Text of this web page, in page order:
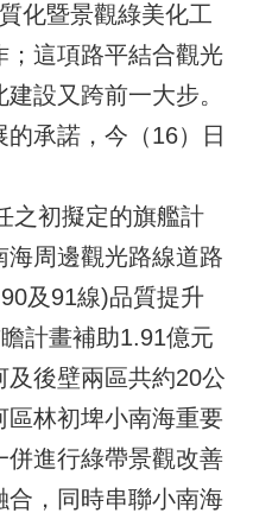
化暨景觀綠美化工
；這項路平結合觀光
設又跨前一大步。
承諾，今（16）日
初擬定的旗艦計
周邊觀光路線道路
及91線)品質提升
計畫補助1.91億元
後壁兩區共約20公
區林初埤小南海重要
併進行綠帶景觀改善
合，同時串聯小南海